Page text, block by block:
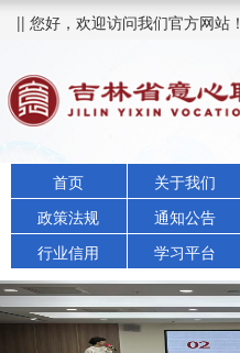
|| 您好，欢迎访问我们官方网站！
首页 关于我们
政策法规
通知公告
行业信用
学习平台
Previous